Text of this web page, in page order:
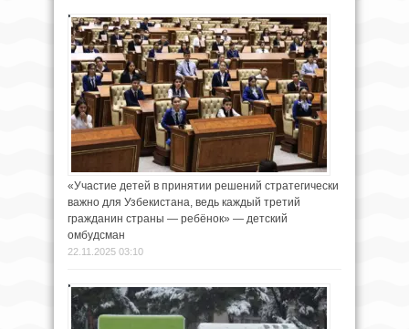
«Участие детей в принятии решений стратегически
важно для Узбекистана, ведь каждый третий
гражданин страны — ребёнок» — детский
омбудсман
22.11.2025 03:10